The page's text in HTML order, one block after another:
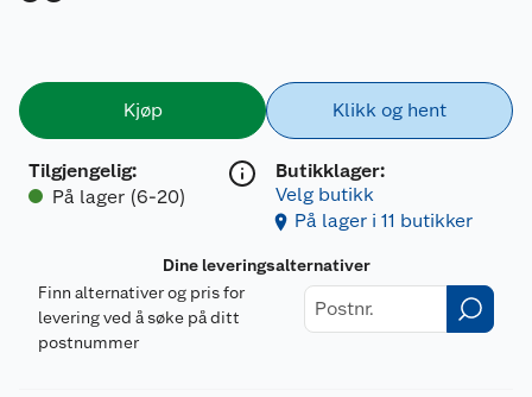
Kjøp
Tilgjengelig:
På lager (6-20)
Klikk og hent
Butikklager:
Velg butikk
På lager i 11 butikker
Dine leveringsalternativer
Finn alternativer og pris for
levering ved å søke på ditt
postnummer